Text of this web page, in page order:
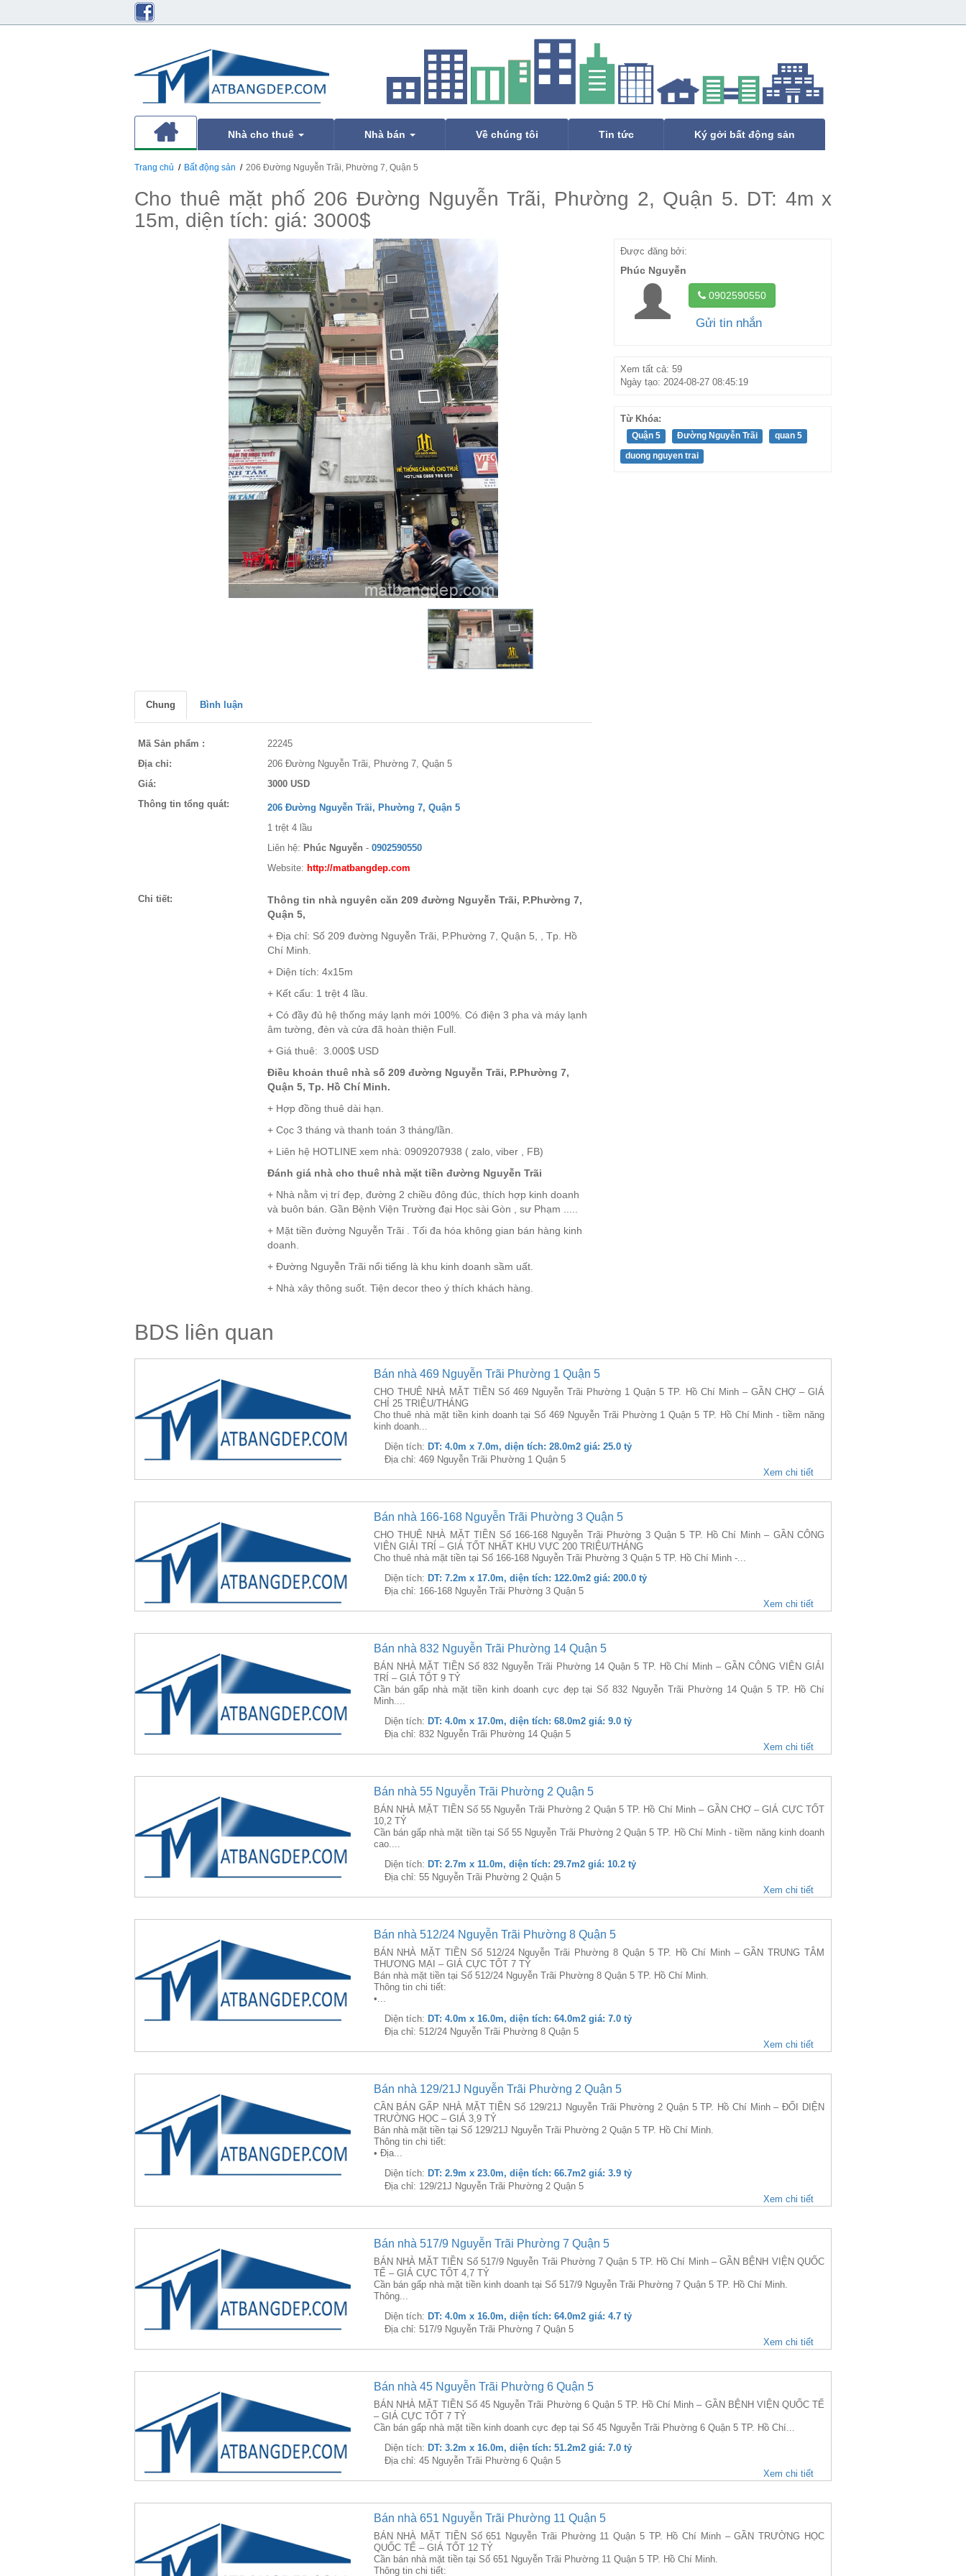
Nhà cho thuê Nhà bán Về chúng tôi Tin tức Ký gởi bất động sản
Trang chủ Bất động sản 206 Đường Nguyễn Trãi, Phường 7, Quận 5
Cho thuê mặt phố 206 Đường Nguyễn Trãi, Phường 2, Quận 5. DT: 4m x
15m, diện tích: giá: 3000$
Chung Bình luận
Mã Sản phẩm :
22245
Địa chỉ:
206 Đường Nguyễn Trãi, Phường 7, Quận 5
Giá:
3000 USD
Thông tin tổng quát:
206 Đường Nguyễn Trãi, Phường 7, Quận 5
1 trệt 4 lầu
Liên hệ: Phúc Nguyễn - 0902590550
Website: http://matbangdep.com
Chi tiết:
Thông tin nhà nguyên căn 209 đường Nguyễn Trãi, P.Phường 7,
Quận 5,
+ Địa chỉ: Số 209 đường Nguyễn Trãi, P.Phường 7, Quận 5, , Tp. Hồ
Chí Minh.
+ Diện tích: 4x15m
+ Kết cấu: 1 trệt 4 lầu.
+ Có đầy đủ hệ thống máy lạnh mới 100%. Có điện 3 pha và máy lạnh
âm tường, đèn và cửa đã hoàn thiện Full.
+ Giá thuê: 3.000$ USD
Điều khoản thuê nhà số 209 đường Nguyễn Trãi, P.Phường 7,
Quận 5, Tp. Hồ Chí Minh.
+ Hợp đồng thuê dài hạn.
+ Cọc 3 tháng và thanh toán 3 tháng/lần.
+ Liên hệ HOTLINE xem nhà: 0909207938 ( zalo, viber , FB)
Đánh giá nhà cho thuê nhà mặt tiền đường Nguyễn Trãi
+ Nhà nằm vị trí đẹp, đường 2 chiều đông đúc, thích hợp kinh doanh
và buôn bán. Gần Bệnh Viện Trường đại Học sài Gòn , sư Phạm .....
+ Mặt tiền đường Nguyễn Trãi . Tối đa hóa không gian bán hàng kinh
doanh.
+ Đường Nguyễn Trãi nổi tiếng là khu kinh doanh sầm uất.
+ Nhà xây thông suốt. Tiện decor theo ý thích khách hàng.
Được đăng bởi:
Phúc Nguyễn
0902590550
Gửi tin nhắn
Xem tất cả: 59
Ngày tạo: 2024-08-27 08:45:19
Từ Khóa:
Quận 5 Đường Nguyễn Trãi
quan 5
duong nguyen trai
BDS liên quan
Bán nhà 469 Nguyễn Trãi Phường 1 Quận 5
CHO THUÊ NHÀ MẶT TIỀN Số 469 Nguyễn Trãi Phường 1 Quận 5 TP. Hồ Chí Minh – GẦN CHỢ – GIÁ
CHỈ 25 TRIỆU/THÁNG
Cho thuê nhà mặt tiền kinh doanh tại Số 469 Nguyễn Trãi Phường 1 Quận 5 TP. Hồ Chí Minh - tiềm năng
kinh doanh...
Diện tích: DT: 4.0m x 7.0m, diện tích: 28.0m2 giá: 25.0 tỷ
Địa chỉ: 469 Nguyễn Trãi Phường 1 Quận 5
Xem chi tiết
Bán nhà 166-168 Nguyễn Trãi Phường 3 Quận 5
CHO THUÊ NHÀ MẶT TIỀN Số 166-168 Nguyễn Trãi Phường 3 Quận 5 TP. Hồ Chí Minh – GẦN CÔNG
VIÊN GIẢI TRÍ – GIÁ TỐT NHẤT KHU VỰC 200 TRIỆU/THÁNG
Cho thuê nhà mặt tiền tại Số 166-168 Nguyễn Trãi Phường 3 Quận 5 TP. Hồ Chí Minh -...
Diện tích: DT: 7.2m x 17.0m, diện tích: 122.0m2 giá: 200.0 tỷ
Địa chỉ: 166-168 Nguyễn Trãi Phường 3 Quận 5
Xem chi tiết
Bán nhà 832 Nguyễn Trãi Phường 14 Quận 5
BÁN NHÀ MẶT TIỀN Số 832 Nguyễn Trãi Phường 14 Quận 5 TP. Hồ Chí Minh – GẦN CÔNG VIÊN GIẢI
TRÍ – GIÁ TỐT 9 TỶ
Cần bán gấp nhà mặt tiền kinh doanh cực đẹp tại Số 832 Nguyễn Trãi Phường 14 Quận 5 TP. Hồ Chí
Minh....
Diện tích: DT: 4.0m x 17.0m, diện tích: 68.0m2 giá: 9.0 tỷ
Địa chỉ: 832 Nguyễn Trãi Phường 14 Quận 5
Xem chi tiết
Bán nhà 55 Nguyễn Trãi Phường 2 Quận 5
BÁN NHÀ MẶT TIỀN Số 55 Nguyễn Trãi Phường 2 Quận 5 TP. Hồ Chí Minh – GẦN CHỢ – GIÁ CỰC TỐT
10,2 TỶ
Cần bán gấp nhà mặt tiền tại Số 55 Nguyễn Trãi Phường 2 Quận 5 TP. Hồ Chí Minh - tiềm năng kinh doanh
cao....
Diện tích: DT: 2.7m x 11.0m, diện tích: 29.7m2 giá: 10.2 tỷ
Địa chỉ: 55 Nguyễn Trãi Phường 2 Quận 5
Xem chi tiết
Bán nhà 512/24 Nguyễn Trãi Phường 8 Quận 5
BÁN NHÀ MẶT TIỀN Số 512/24 Nguyễn Trãi Phường 8 Quận 5 TP. Hồ Chí Minh – GẦN TRUNG TÂM
THƯƠNG MẠI – GIÁ CỰC TỐT 7 TỶ
Bán nhà mặt tiền tại Số 512/24 Nguyễn Trãi Phường 8 Quận 5 TP. Hồ Chí Minh.
Thông tin chi tiết:
•...
Diện tích: DT: 4.0m x 16.0m, diện tích: 64.0m2 giá: 7.0 tỷ
Địa chỉ: 512/24 Nguyễn Trãi Phường 8 Quận 5
Xem chi tiết
Bán nhà 129/21J Nguyễn Trãi Phường 2 Quận 5
CẦN BÁN GẤP NHÀ MẶT TIỀN Số 129/21J Nguyễn Trãi Phường 2 Quận 5 TP. Hồ Chí Minh – ĐỐI DIỆN
TRƯỜNG HỌC – GIÁ 3,9 TỶ
Bán nhà mặt tiền tại Số 129/21J Nguyễn Trãi Phường 2 Quận 5 TP. Hồ Chí Minh.
Thông tin chi tiết:
• Địa...
Diện tích: DT: 2.9m x 23.0m, diện tích: 66.7m2 giá: 3.9 tỷ
Địa chỉ: 129/21J Nguyễn Trãi Phường 2 Quận 5
Xem chi tiết
Bán nhà 517/9 Nguyễn Trãi Phường 7 Quận 5
BÁN NHÀ MẶT TIỀN Số 517/9 Nguyễn Trãi Phường 7 Quận 5 TP. Hồ Chí Minh – GẦN BỆNH VIỆN QUỐC
TẾ – GIÁ CỰC TỐT 4,7 TỶ
Cần bán gấp nhà mặt tiền kinh doanh tại Số 517/9 Nguyễn Trãi Phường 7 Quận 5 TP. Hồ Chí Minh.
Thông...
Diện tích: DT: 4.0m x 16.0m, diện tích: 64.0m2 giá: 4.7 tỷ
Địa chỉ: 517/9 Nguyễn Trãi Phường 7 Quận 5
Xem chi tiết
Bán nhà 45 Nguyễn Trãi Phường 6 Quận 5
BÁN NHÀ MẶT TIỀN Số 45 Nguyễn Trãi Phường 6 Quận 5 TP. Hồ Chí Minh – GẦN BỆNH VIỆN QUỐC TẾ
– GIÁ CỰC TỐT 7 TỶ
Cần bán gấp nhà mặt tiền kinh doanh cực đẹp tại Số 45 Nguyễn Trãi Phường 6 Quận 5 TP. Hồ Chí...
Diện tích: DT: 3.2m x 16.0m, diện tích: 51.2m2 giá: 7.0 tỷ
Địa chỉ: 45 Nguyễn Trãi Phường 6 Quận 5
Xem chi tiết
Bán nhà 651 Nguyễn Trãi Phường 11 Quận 5
BÁN NHÀ MẶT TIỀN Số 651 Nguyễn Trãi Phường 11 Quận 5 TP. Hồ Chí Minh – GẦN TRƯỜNG HỌC
QUỐC TẾ – GIÁ TỐT 12 TỶ
Cần bán nhà mặt tiền tại Số 651 Nguyễn Trãi Phường 11 Quận 5 TP. Hồ Chí Minh.
Thông tin chi tiết: